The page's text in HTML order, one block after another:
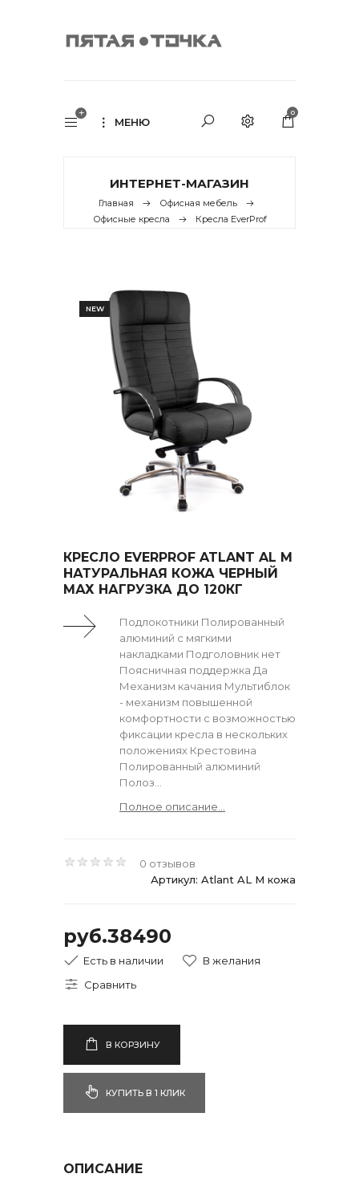
МЕНЮ
0
ИНТЕРНЕТ-МАГАЗИН
Главная
Офисная мебель
Офисные кресла
Кресла EverProf
NEW
КРЕСЛО EVERPROF ATLANT AL M
НАТУРАЛЬНАЯ КОЖА ЧЕРНЫЙ
МАХ НАГРУЗКА ДО 120КГ
Подлокотники Полированный
алюминий с мягкими
накладками Подголовник нет
Поясничная поддержка Да
Механизм качания Мультиблок
- механизм повышенной
комфортности с возможностью
фиксации кресла в нескольких
положениях Крестовина
Полированный алюминий
Полоз...
Полное описание...
0 отзывов
Артикул: Atlant AL M кожа
руб.38490
Есть в наличии
В КОРЗИНУ
КУПИТЬ В 1 КЛИК
ОПИСАНИЕ